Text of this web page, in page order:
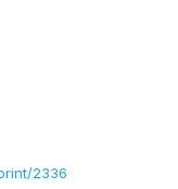
2336